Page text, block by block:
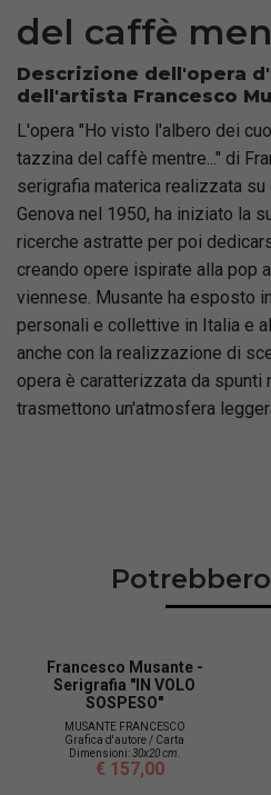
del caffè
Descrizione dell'opera
dell'artista Francesco
L'opera "Ho visto l'albero dei
tazzina del caffè mentre..." di
serigrafia materica realizzata su
Genova nel 1950, ha iniziato la
ricerche astratte per poi
creando opere ispirate alla pop
viennese. Musante ha esposto
personali e collettive in Italia e
anche con la realizzazione di
opera è caratterizzata da spunti
trasmettono un'atmosfera
Francesco Musante -
Serigrafia "IN VOLO
SOSPESO"
MUSANTE FRANCESCO
Grafica d'autore / Carta
Dimensioni:30x20 cm.
€ 157,00